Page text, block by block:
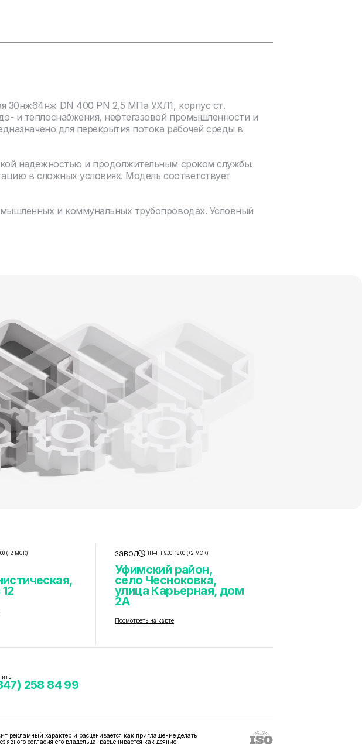
30нж64нж DN 400 PN 2,5 МПа УХЛ1, корпус ст.
и теплоснабжения, нефтегазовой промышленности и
для перекрытия потока рабочей среды в
надежностью и продолжительным сроком службы.
в сложных условиях. Модель соответствует
и коммунальных трубопроводах. Условный
(+2 МСК) завод ПН–ПТ 9.00–18.00 (+2 МСК)
Уфимский район,
село Чесноковка,
улица Карьерная, дом
2А
Посмотреть на карте
258 84 99
рекламный характер и расценивается как приглашение делать
согласия его владельца, расценивается как деяние,